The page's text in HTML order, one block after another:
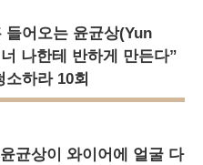
들어오는 윤균상(Yun
나한테 반하게 만든다”
하라 10회
윤균상이 와이어에 얼굴 다